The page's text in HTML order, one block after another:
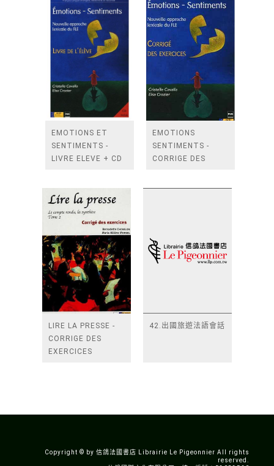
EMOTIONS ET
SENTIMENTS -
LIVRE ELEVE + CD
EMOTIONS
SENTIMENTS -
CORRIGE DES
LIRE LA PRESSE -
CORRIGE DES
EXERCICES
42.出國旅遊法語會話
Copyright © by 信鴿法國書店 Librairie Le Pigeonnier All rights
reserved.